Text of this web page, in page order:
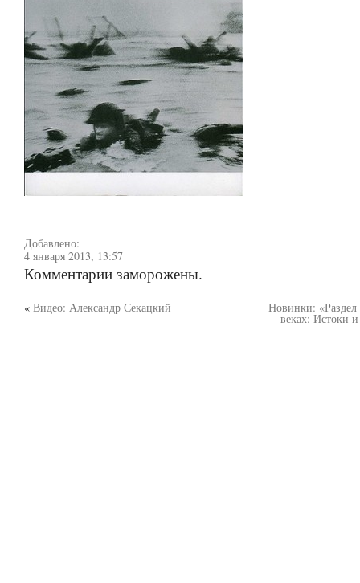
Добавлено:
4 января 2013, 13:57
Комментарии заморожены.
« Видео: Александр Секацкий Новинки:
веках: Истоки